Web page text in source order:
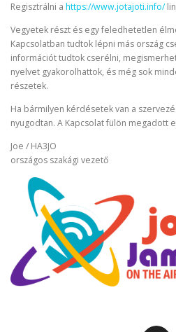
Regisztrálni a https://www.jotajoti.info/
Vegyetek részt és egy feledhetetlen
Kapcsolatban tudtok lépni más ország
információt tudtok cserélni,
nyelvet gyakorolhattok, és még sok
részetek.
Ha bármilyen kérdésetek van a
nyugodtan. A Kapcsolat fülön megadott
Joe / HA3JO
országos szakági vezető